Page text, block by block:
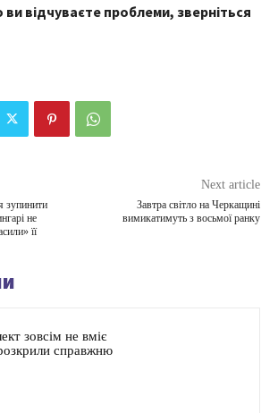
відчуваєте проблеми, зверніться
зупинити
не
її
Next article
Завтра світло на Черкащині
вимикатимуть з восьмої ранку
зовсім не вміє
справжню